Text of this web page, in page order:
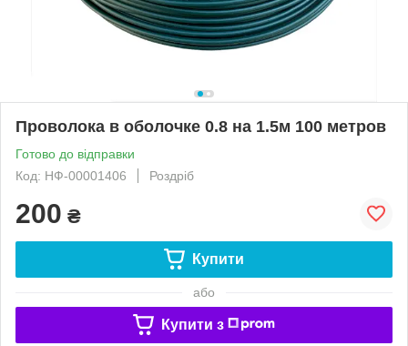
Проволока в оболочке 0.8 на 1.5м 100 метров
Готово до відправки
Код: НФ-00001406
Роздріб
200 ₴
Купити
або
Купити з